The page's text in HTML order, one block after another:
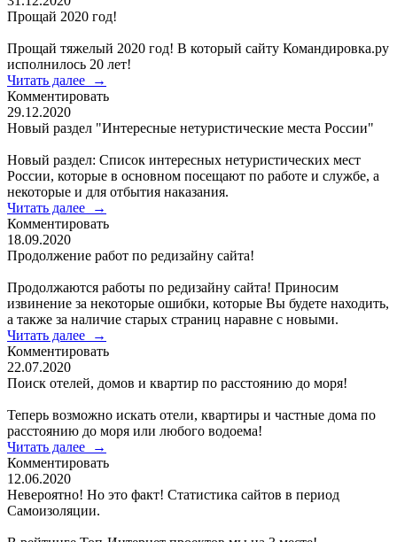
Прощай 2020 год!
Прощай тяжелый 2020 год! В который сайту Командировка.ру
исполнилось 20 лет!
Читать далее →
Комментировать
29.12.2020
Новый раздел "Интересные нетуристические места России"
Новый раздел: Список интересных нетуристических мест
России, которые в основном посещают по работе и службе, а
некоторые и для отбытия наказания.
Читать далее →
Комментировать
18.09.2020
Продолжение работ по редизайну сайта!
Продолжаются работы по редизайну сайта! Приносим
извинение за некоторые ошибки, которые Вы будете находить,
а также за наличие старых страниц наравне с новыми.
Читать далее →
Комментировать
22.07.2020
Поиск отелей, домов и квартир по расстоянию до моря!
Теперь возможно искать отели, квартиры и частные дома по
расстоянию до моря или любого водоема!
Читать далее →
Комментировать
12.06.2020
Невероятно! Но это факт! Статистика сайтов в период
Самоизоляции.